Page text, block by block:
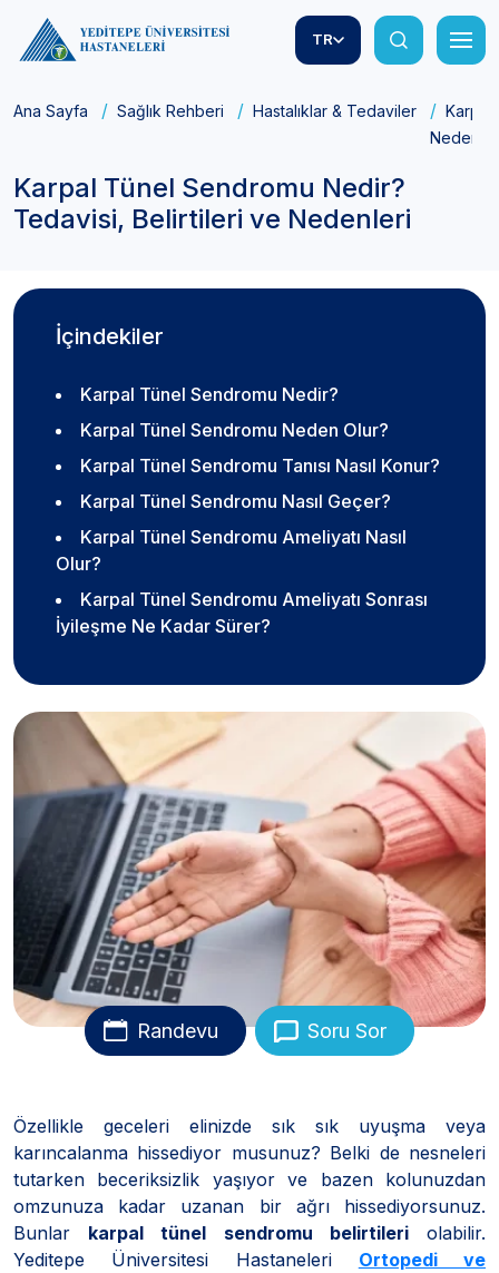
TR
Ana Sayfa Sağlık Rehberi Hastalıklar & Tedaviler
Karpal
Karpal Tünel Sendromu Nedir?
Tedavisi, Belirtileri ve Nedenleri
İçindekiler
Karpal Tünel Sendromu Nedir?
Karpal Tünel Sendromu Neden Olur?
Karpal Tünel Sendromu Tanısı Nasıl Konur?
Karpal Tünel Sendromu Nasıl Geçer?
Karpal Tünel Sendromu Ameliyatı Nasıl
Olur?
Karpal Tünel Sendromu Ameliyatı Sonrası
İyileşme Ne Kadar Sürer?
Randevu Soru Sor
Özellikle geceleri elinizde sık sık uyuşma veya
karıncalanma hissediyor musunuz? Belki de nesneleri
tutarken beceriksizlik yaşıyor ve bazen kolunuzdan
omzunuza kadar uzanan bir ağrı hissediyorsunuz.
Bunlar karpal tünel sendromu belirtileriolabilir.
Yeditepe Üniversitesi Hastaneleri Ortopedi ve